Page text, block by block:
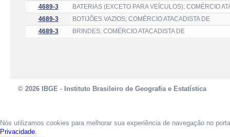
4689-3
BATERIAS (EXCETO PARA VEÍCULOS); COMÉRCIO
4689-3
BOTIJÕES VAZIOS; COMÉRCIO ATACADISTA DE
4689-3
BRINDES; COMÉRCIO ATACADISTA DE
© 2026 IBGE - Instituto Brasileiro de Geografia e Estatística
Nós utilizamos cookies para melhorar sua experiência de navegação no
Privacidade.